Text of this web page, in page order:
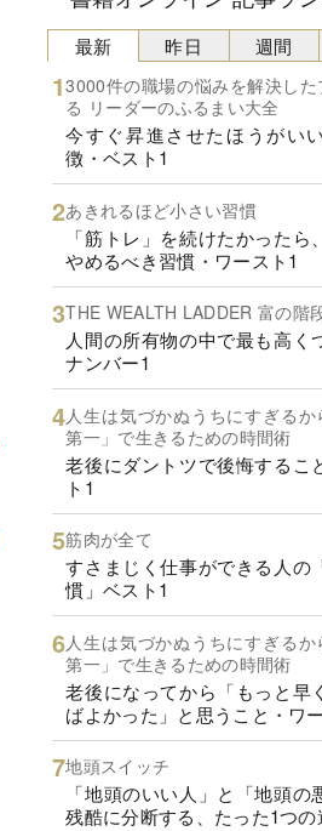
最新
3000件の職場の悩みを解決した
る リーダーのふるまい大全
今すぐ昇進させたほうがい
徴・ベスト1
あきれるほど小さい習慣
「筋トレ」を続けたかったら
やめるべき習慣・ワースト1
THE WEALTH LADDER 富の階
人間の所有物の中で最も高く
ナンバー1
人生は気づかぬうちにすぎるか
第一」で生きるための時間術
老後にダントツで後悔するこ
ト1
筋肉が全て
すさまじく仕事ができる人の
慣」ベスト1
人生は気づかぬうちにすぎるか
第一」で生きるための時間術
老後になってから「もっと早
ばよかった」と思うこと・ワ
地頭スイッチ
「地頭のいい人」と「地頭の
残酷に分断する、たった1つの
昨日 週間